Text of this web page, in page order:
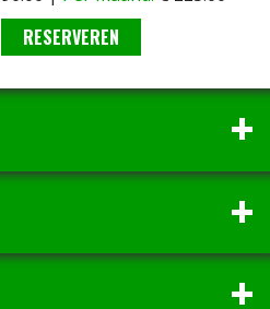
RESERVEREN